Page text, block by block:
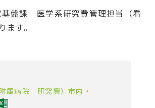
基盤課 医学系研究費管理担当（看
ます。
属病院 研究費）市内・